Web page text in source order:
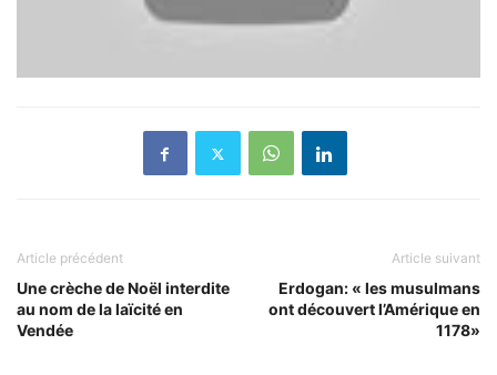
Article précédent
Une crèche de Noël interdite
au nom de la laïcité en
Vendée
Article suivant
Erdogan: « les musulmans
ont découvert l’Amérique en
1178»